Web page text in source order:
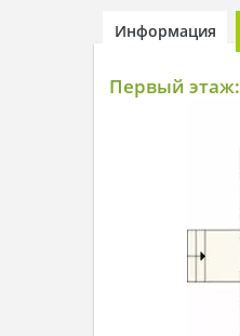
Информация
Первый этаж: